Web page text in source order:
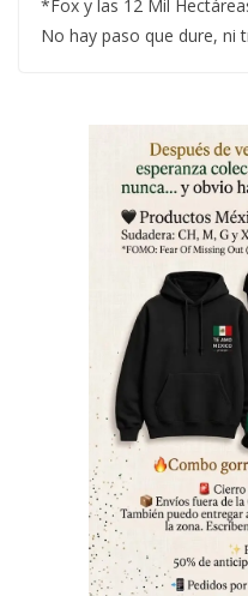
*Fox y las 12 Mil
No hay paso que dure, ni